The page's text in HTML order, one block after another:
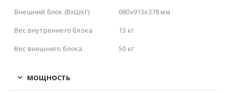
Внешний блок (ВхШхГ)
680x913x378 мм
Вес внутреннего блока
13 кг
Вес внешнего блока
50 кг
МОЩНОСТЬ